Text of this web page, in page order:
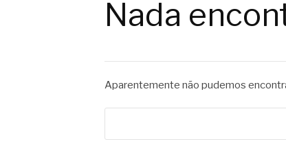
Nada
Aparentemente não pudemos